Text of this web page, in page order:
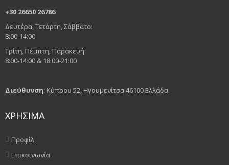
+30 26650 26786
Δευτέρα, Τετάρτη, Σάββατο:
8:00-14:00
Τρίτη, Πέμπτη, Παρακευή:
8:00-14:00 & 18:00-21:00
Διεύθυνση: Κύπρου 52, Ηγουμενίτσα 46100 Ελλάδα
ΧΡΗΣΙΜΑ
Προφίλ
Επικοινωνία